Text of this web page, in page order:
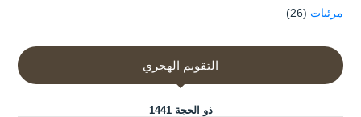
مرئيات (26)
التقويم الهجري
ذو الحجة 1441